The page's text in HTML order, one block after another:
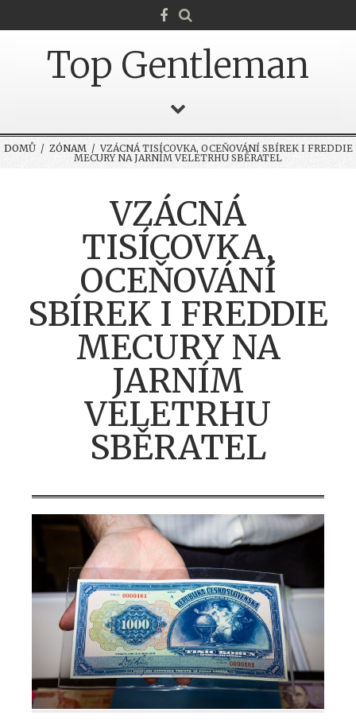
Top Gentleman
DOMŮ/ ZÓNAM/ VZÁCNÁ TISÍCOVKA, OCEŇOVÁNÍ SBÍREK I FREDDIE
MECURY NA JARNÍM VELETRHU SBĚRATEL
VZÁCNÁ
TISÍCOVKA,
OCEŇOVÁNÍ
SBÍREK I FREDDIE
MECURY NA
JARNÍM
VELETRHU
SBĚRATEL